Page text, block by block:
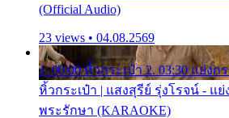
(Official Audio)
23 views • 04.08.2569
1. 00:00 หิ้วกระเป๋า 2. 03:30 แย่งก
หิ้วกระเป๋า | แสงสุรีย์ รุ่งโรจน์ - แ
พระรักษา (KARAOKE)